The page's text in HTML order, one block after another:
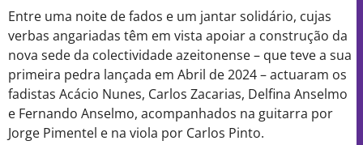
Entre uma noite de fados e um jantar solidário, cujas
verbas angariadas têm em vista apoiar a construção da
nova sede da colectividade azeitonense – que teve a sua
primeira pedra lançada em Abril de 2024 – actuaram os
fadistas Acácio Nunes, Carlos Zacarias, Delfina Anselmo
e Fernando Anselmo, acompanhados na guitarra por
Jorge Pimentel e na viola por Carlos Pinto.